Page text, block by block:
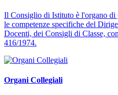
Il Consiglio di Istituto è l'organo di
le competenze specifiche del
Docenti, dei Consigli di Classe,
416/1974.
Organi Collegiali